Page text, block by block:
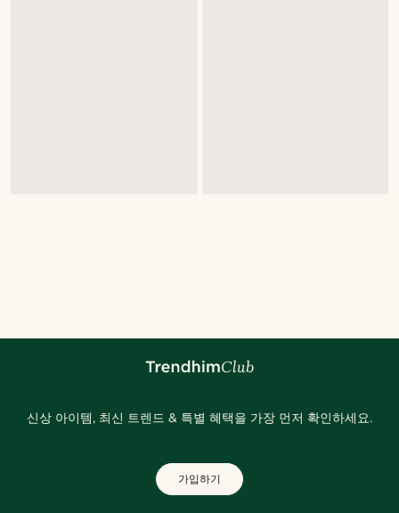
신상 아이템, 최신 트렌드 & 특별 혜택을 가장 먼저 확인하세요.
가입하기